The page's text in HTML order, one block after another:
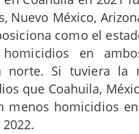
Nuevo México,
como el
homicidios en
norte. Si tuviera la
que Coahuila,
menos homicidios